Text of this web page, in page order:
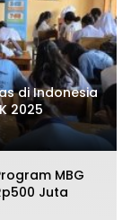
di Indonesia
2025
MBG
Juta